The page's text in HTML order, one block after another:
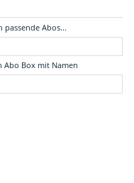
passende Abos...
Abo Box mit Namen